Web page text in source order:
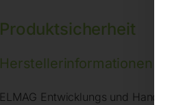
Produktsicherheit
Herstellerinformationen
ELMAG Entwicklungs und Handels